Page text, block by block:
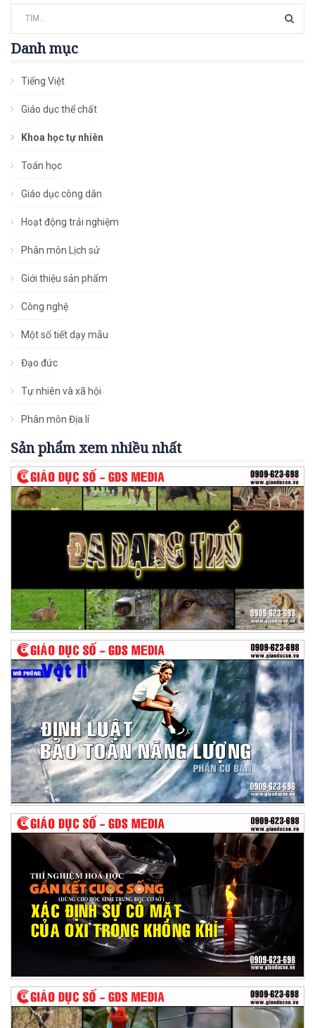
Danh mục
Tiếng Việt
Giáo dục thể chất
Khoa học tự nhiên
Toán học
Giáo dục công dân
Hoạt động trải nghiệm
Phân môn Lịch sử
Giới thiệu sản phẩm
Công nghệ
Một số tiết dạy mẫu
Đạo đức
Tự nhiên và xã hội
Phân môn Địa lí
Sản phẩm xem nhiều nhất